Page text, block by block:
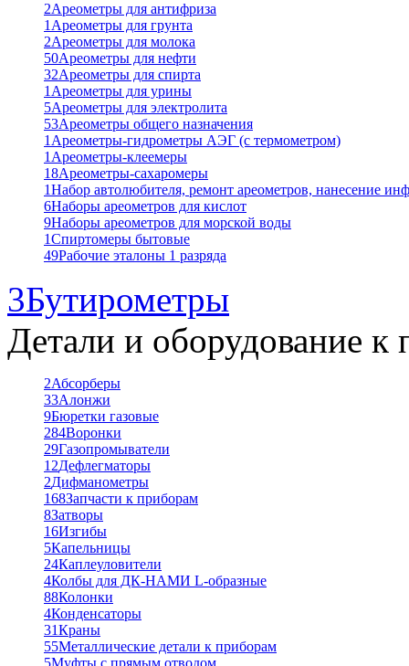
2Ареометры для антифриза
1 Ареометры для грунта
2Ареометры для молока
50Ареометры для нефти
32Ареометры для спирта
1 Ареометры для урины
5Ареометры для электролита
53Ареометры общего назначения
1 Ареометры-гидрометры АЭГ (с термометром)
1 Ареометры-клеемеры
18Ареометры-сахаромеры
1Набор автолюбителя, ремонт ареометров, нанесение
6Наборы ареометров для кислот
9Наборы ареометров для морской воды
1Спиртомеры бытовые
49Рабочие эталоны 1 разряда
3Бутирометры
Детали и оборудование к
2Абсорберы
33Алонжи
9Бюретки газовые
284Воронки
29Газопромыватели
12Дефлегматоры
2Дифманометры
168Запчасти к приборам
8Затворы
16Изгибы
5Капельницы
24Каплеуловители
4Колбы для ДК-НАМИ L-образные
88Колонки
4Конденсаторы
31Краны
55Металлические детали к приборам
5Муфты с прямым отводом